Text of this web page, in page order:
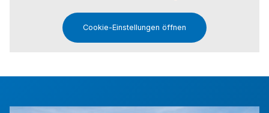
Cookie-Einstellungen öffnen